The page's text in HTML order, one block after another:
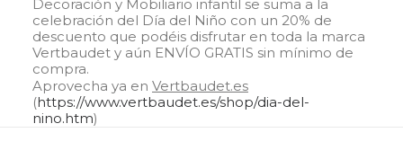
Decoración y Mobiliario infantil se suma a la
celebración del Día del Niño con un 20% de
descuento que podéis disfrutar en toda la marca
Vertbaudet y aún ENVÍO GRATIS sin mínimo de
compra.
Aprovecha ya en Vertbaudet.es
(https://www.vertbaudet.es/shop/dia-del-
nino.htm)